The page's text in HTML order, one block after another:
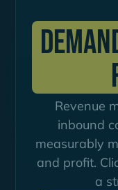
Revenue
inbound
measurably
and profit.
a